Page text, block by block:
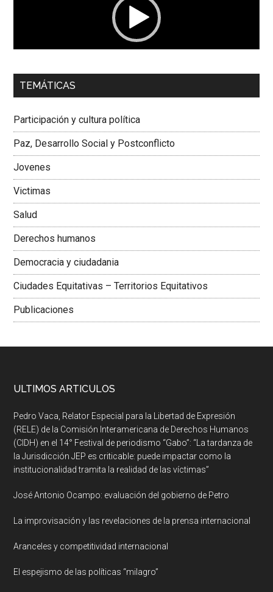
00:00 01:04
Dra. Carolina Corcho Mejía,Presidenta Corporación
Colombiana
TEMÁTICAS
Participación y cultura política
Paz, Desarrollo Social y Postconflicto
Jovenes
Victimas
Salud
Derechos humanos
Democracia y ciudadania
Ciudades Equitativas – Territorios Equitativos
Publicaciones
ULTIMOS ARTICULOS
Pedro Vaca, Relator Especial para la Libertad de Expresión
(RELE) de la Comisión Interamericana de Derechos Humanos
(CIDH) en el 14° Festival de periodismo “Gabo”: “La tardanza de
la Jurisdicción JEP es criticable: puede impactar como la
institucionalidad tramita la realidad de las víctimas”
José Antonio Ocampo: evaluación del gobierno de Petro
La improvisación y las revelaciones de la prensa internacional
Aranceles y competitividad internacional
El espejismo de las políticas “milagro”